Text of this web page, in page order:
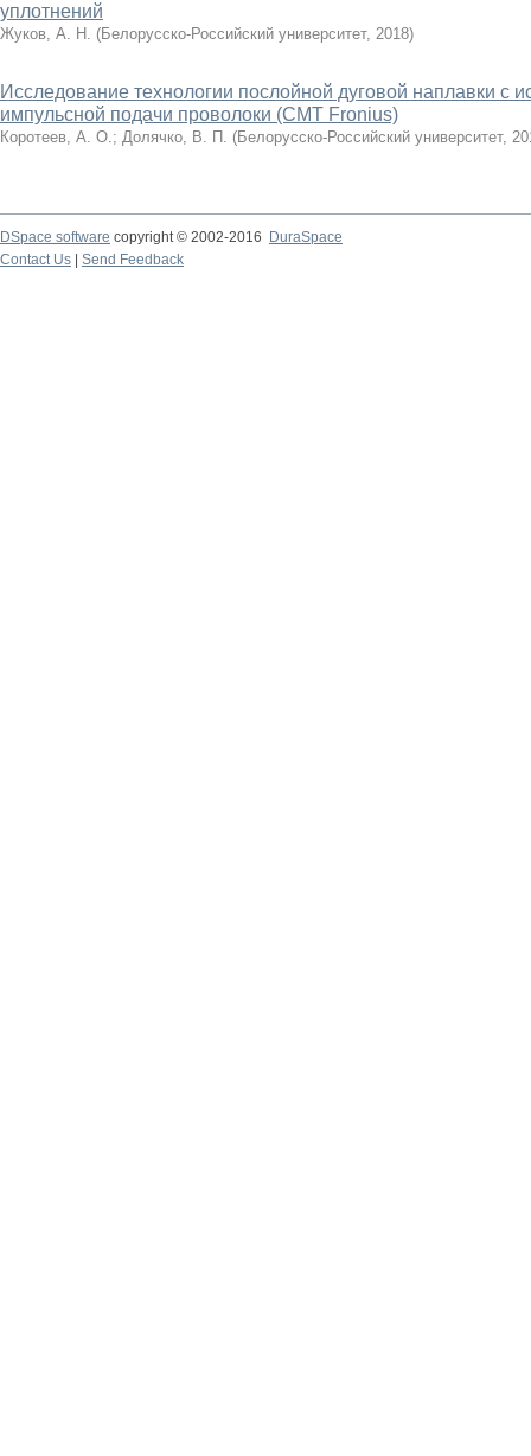
уплотнений
Жуков, А. Н. (Белорусско-Российский университет, 2018)
Исследование технологии послойной дуговой наплавки с
импульсной подачи проволоки (CMT Fronius)
Коротеев, А. О.; Долячко, В. П. (Белорусско-Российский университет,
DSpace software copyright © 2002-2016
DuraSpace
Contact Us
Send Feedback